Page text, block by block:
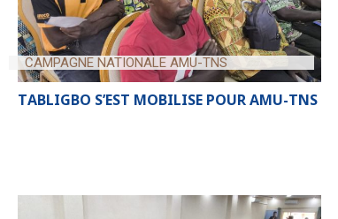
CAMPAGNE NATIONALE AMU-TNS
TABLIGBO S’EST MOBILISE POUR AMU-TNS